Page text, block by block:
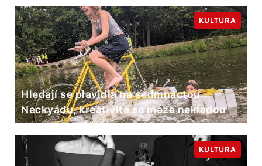
Hledají se plavidla na sedmnáctou
Neckyádu, kreativitě se meze nekladou
KULTURA
KULTURA